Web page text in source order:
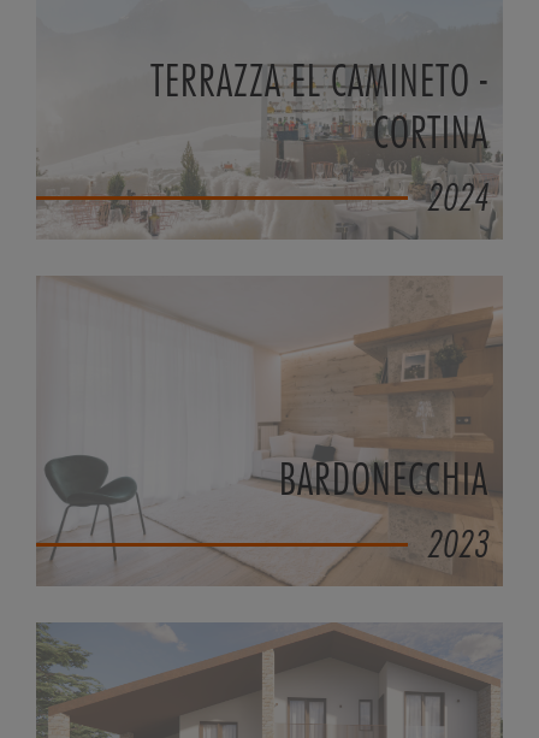
TERRAZZA EL CAMINETO -
CORTINA
2024
BARDONECCHIA
2023